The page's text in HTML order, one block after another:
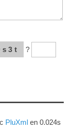
?
PluXmlen 0.024s